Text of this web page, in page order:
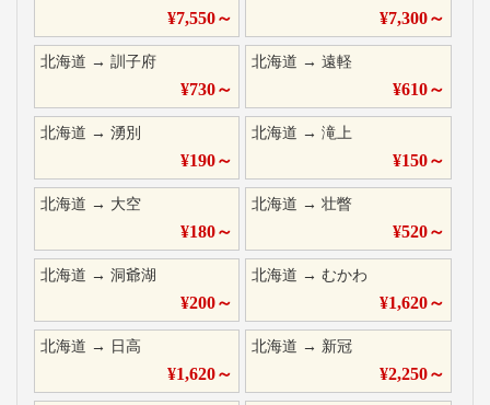
¥7,550～ ¥7,300～
北海道 → 訓子府
¥730～
北海道 →遠軽
¥610～
北海道 → 湧別
¥190～
北海道 →滝上
¥150～
北海道 → 大空
¥180～
北海道 →壮瞥
¥520～
北海道 → 洞爺湖
¥200～
北海道 →むかわ
¥1,620～
北海道 → 日高
¥1,620～
北海道 → 新冠
¥2,250～